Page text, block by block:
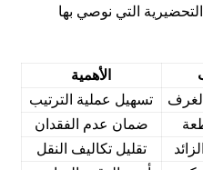
التي نوصي بها
الأهمية
تسهيل عملية الترتيب
ضمان عدم الفقدان
تقليل تكاليف النقل